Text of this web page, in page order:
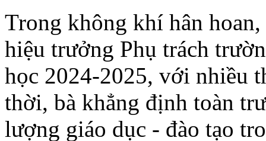
Trong không khí hân
hiệu trưởng Phụ trách
học 2024-2025, với nhiều
thời, bà khẳng định toàn
lượng giáo dục - đào tạo